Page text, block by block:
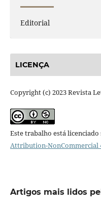
Editorial
LICENÇA
Copyright (c) 2023 Revista
Este trabalho está licenciado
Attribution-NonCommercial
Artigos mais lidos